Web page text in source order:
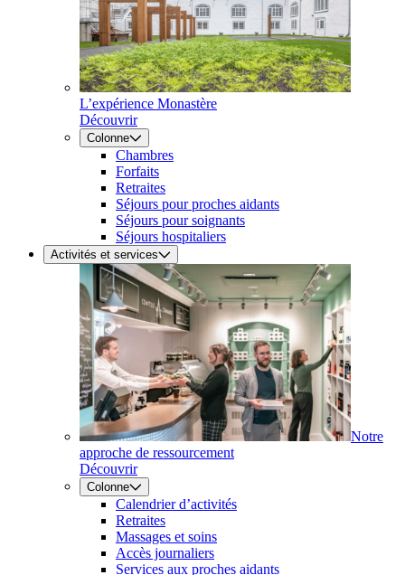
L’expérience Monastère
Découvrir
Colonne
Chambres
Forfaits
Retraites
Séjours pour proches aidants
Séjours pour soignants
Séjours hospitaliers
Activités et services
Notre
approche de ressourcement
Découvrir
Colonne
Calendrier d’activités
Retraites
Massages et soins
Accès journaliers
Services aux proches aidants